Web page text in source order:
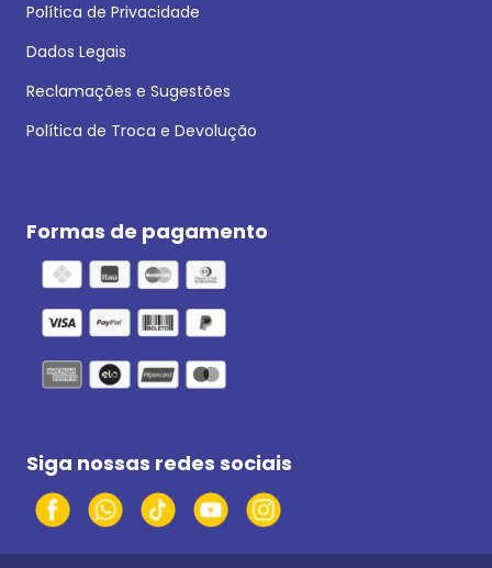
Política de Privacidade
Dados Legais
Reclamações e Sugestões
Política de Troca e Devolução
Formas de pagamento
Siga nossas redes sociais